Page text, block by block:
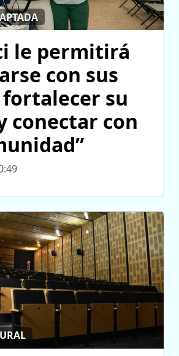
le permitirá
con sus
fortalecer su
conectar con